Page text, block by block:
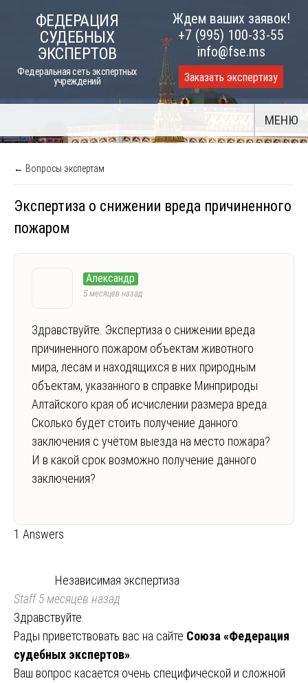
ФЕДЕРАЦИЯ
СУДЕБНЫХ
ЭКСПЕРТОВ
Федеральная сеть экспертных
учреждений
Ждем ваших заявок!
+7 (995) 100-33-55
info@fse.ms
Заказать экспертизу
МЕНЮ
← Вопросы экспертам
Экспертиза о снижении вреда причиненного
пожаром
Александр
5 месяцев назад
Здравствуйте. Экспертиза о снижении вреда
причиненного пожаром объектам животного
мира, лесам и находящихся в них природным
объектам, указанного в справке Минприроды
Алтайского края об исчислении размера вреда.
Сколько будет стоить получение данного
заключения с учётом выезда на место пожара?
И в какой срок возможно получение данного
заключения?
1 Answers
Независимая экспертиза
Staff5 месяцев назад
Здравствуйте.
Рады приветствовать вас на сайте Союза «Федерация
судебных экспертов»
Ваш вопрос касается очень специфической и сложной